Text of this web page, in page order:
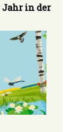
in der